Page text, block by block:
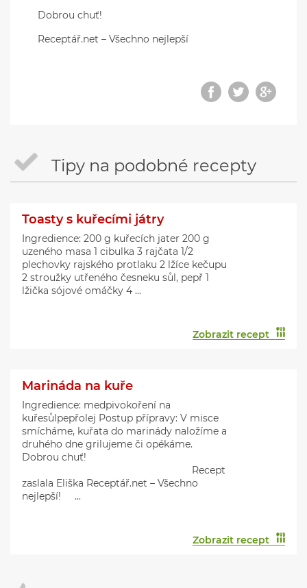
Dobrou chuť!
Receptář.net – Všechno nejlepší
Tipy na podobné recepty
Toasty s kuřecími játry
Ingredience: 200 g kuřecích jater 200 g
uzeného masa 1 cibulka 3 rajčata 1/2
plechovky rajského protlaku 2 lžíce kečupu
2 stroužky utřeného česneku sůl, pepř 1
lžička sójové omáčky 4 ...
Zobrazit recept
Marináda na kuře
Ingredience: medpivokoření na
kuřesůlpepřolej Postup přípravy: V misce
smícháme, kuřata do marinády naložíme a
druhého dne grilujeme či opékáme.
Dobrou chuť!
Recept
zaslala Eliška Receptář.net – Všechno
nejlepší! ...
Zobrazit recept